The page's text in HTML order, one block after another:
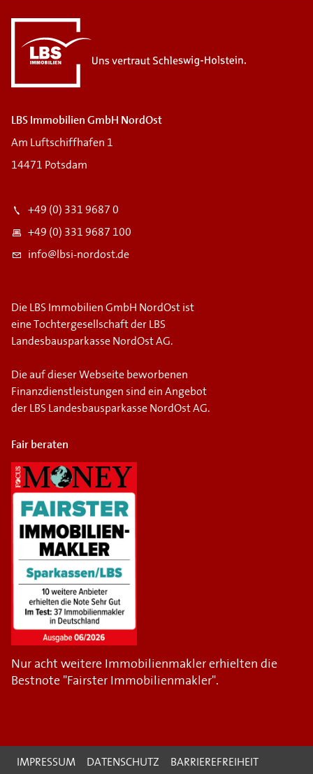
LBS Immobilien GmbH NordOst
Am Luftschiffhafen 1
14471 Potsdam
+49 (0) 331 9687 0
+49 (0) 331 9687 100
info@lbsi-nordost.de
Die LBS Immobilien GmbH NordOst ist
eine Tochtergesellschaft der LBS
Landesbausparkasse NordOst AG.
Die auf dieser Webseite beworbenen
Finanzdienstleistungen sind ein Angebot
der LBS Landesbausparkasse NordOst AG.
Fair beraten
Nur acht weitere Immobilienmakler erhielten die
Bestnote "Fairster Immobilienmakler".
IMPRESSUM DATENSCHUTZ BARRIEREFREIHEIT